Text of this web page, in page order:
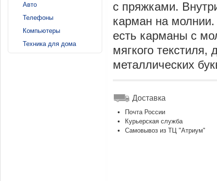
с пряжками.
карман на
есть карманы с
мягкого текстиля,
металлических
Доставка
Почта России
Курьерская служба
Самовывоз из ТЦ "Атриум"
Авто
Телефоны
Компьютеры
Техника для дома